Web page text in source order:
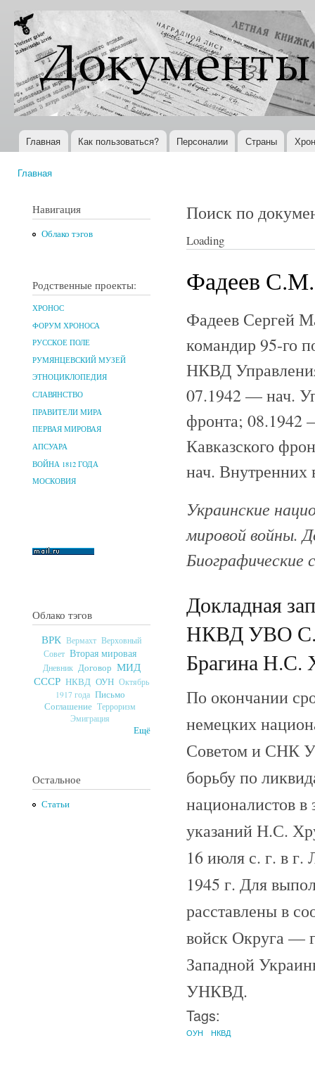
Документы
XX века
Всемирная
история в
Интернете
Главное меню
Главная Как пользоваться? Персоналии Страны
Главная
Навигация
Облако тэгов
Родственные проекты:
ХРОНОС
ФОРУМ ХРОНОСА
РУССКОЕ ПОЛЕ
РУМЯНЦЕВСКИЙ МУЗЕЙ
ЭТНОЦИКЛОПЕДИЯ
СЛАВЯНСТВО
ПРАВИТЕЛИ МИРА
ПЕРВАЯ МИРОВАЯ
АПСУАРА
ВОЙНА 1812 ГОДА
МОСКОВИЯ
Облако тэгов
ВРК Вермахт Верховный
Совет Вторая мировая
Дневник Договор МИД
СССР НКВД ОУН Октябрь
1917 года Письмо
Соглашение Терроризм
Эмиграция
Ещё
Остальное
Статьи
Поиск по
Loading
Фадеев С.М.
Фадеев Сергей
командир 95-го
НКВД
07.1942 — нач.
фронта;
Кавказского
нач.
Украинские
мировой войны.
Биографические
Докладная
НКВД УВО
Брагина Н.С.
По окончании
немецких
Советом и СНК
борьбу по
националистов
указаний Н.С.
16 июля с. г. в
1945 г. Для
расставлены в
войск Округа —
Западной
УНКВД.
Tags:
ОУН НКВД